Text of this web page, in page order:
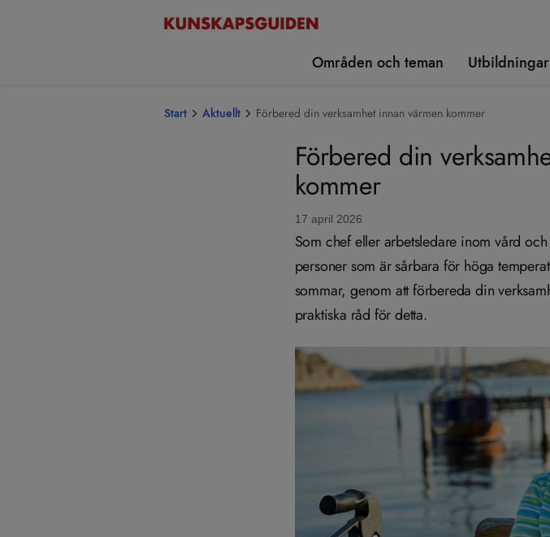
Områden och teman Utbildningar
Start Aktuellt Förbered din verksamhet innan värmen kommer
Förbered din
kommer
17 april 2026
Som chef eller arbetsledare inom vård
personer som är sårbara för höga
sommar, genom att förbereda din
praktiska råd för detta.